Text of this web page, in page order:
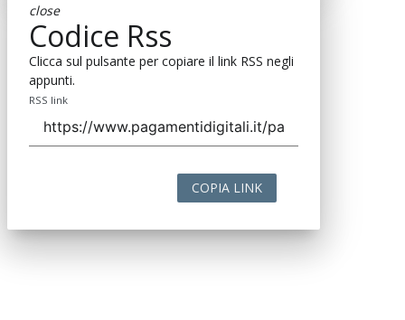
close
Codice Rss
Clicca sul pulsante per copiare il link RSS negli
appunti.
RSS link
COPIA LINK